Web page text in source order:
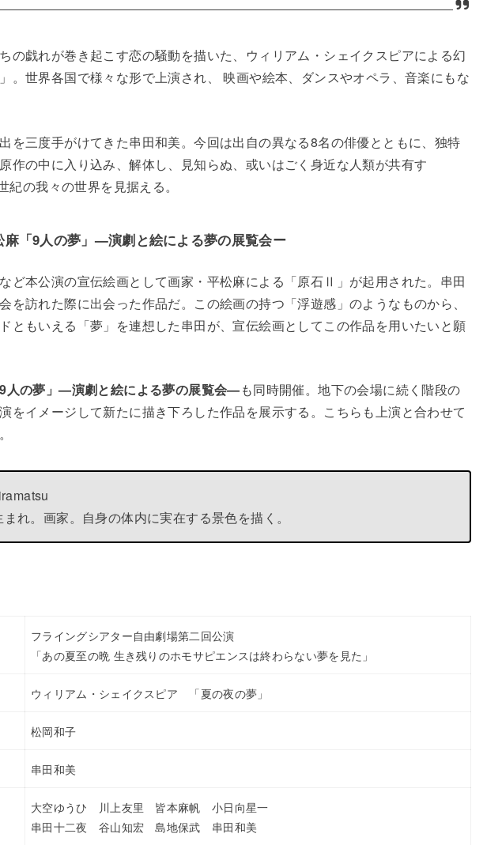
の戯れが巻き起こす恋の騒動を描いた、ウィリアム・シェイクスピアによる幻
。世界各国で様々な形で上演され、 映画や絵本、ダンスやオペラ、音楽にもな
を三度手がけてきた串田和美。今回は出自の異なる8名の俳優とともに、独特
作の中に入り込み、解体し、見知らぬ、或いはごく身近な人類が共有す
紀の我々の世界を見据える。
「9人の夢」—演劇と絵による夢の展覧会ー
ど本公演の宣伝絵画として画家・平松麻による「原石Ⅱ」が起用された。串田
を訪れた際に出会った作品だ。この絵画の持つ「浮遊感」のようなものから、
ともいえる「夢」を連想した串田が、宣伝絵画としてこの作品を用いたいと願
人の夢」—演劇と絵による夢の展覧会—も同時開催。地下の会場に続く階段の
をイメージして新たに描き下ろした作品を展示する。こちらも上演と合わせて
れ。画家。自身の体内に実在する景色を描く。
フライングシアター自由劇場第二回公演
「あの夏至の晩 生き残りのホモサピエンスは終わらない夢を見た」
ウィリアム・シェイクスピア 「夏の夜の夢」
松岡和子
串田和美
大空ゆうひ 川上友里 皆本麻帆 小日向星一
串田十二夜 谷山知宏 島地保武 串田和美